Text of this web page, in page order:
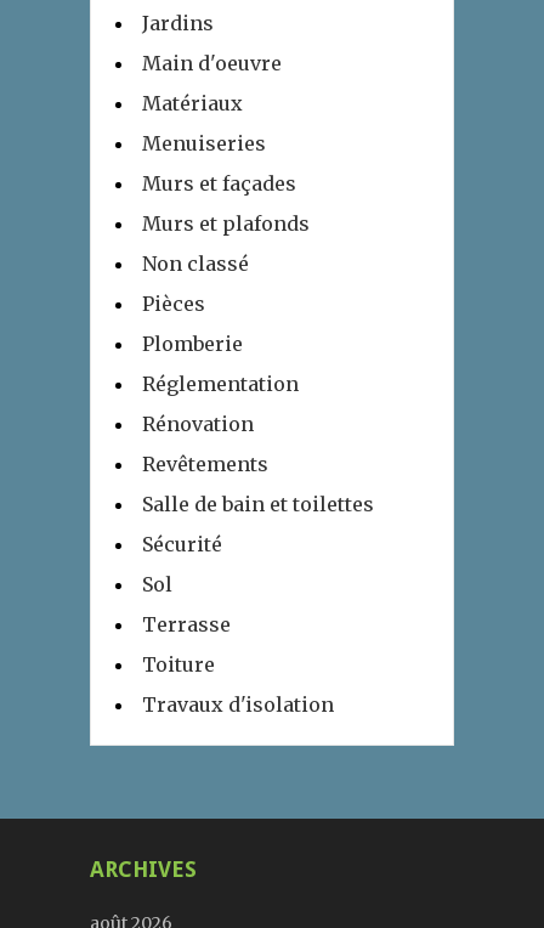
Jardins
Main d'oeuvre
Matériaux
Menuiseries
Murs et façades
Murs et plafonds
Non classé
Pièces
Plomberie
Réglementation
Rénovation
Revêtements
Salle de bain et toilettes
Sécurité
Sol
Terrasse
Toiture
Travaux d'isolation
ARCHIVES
août 2026